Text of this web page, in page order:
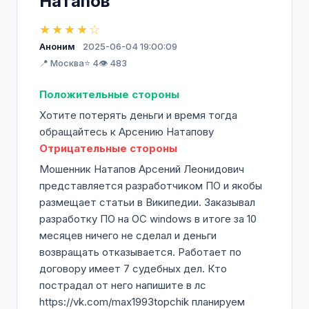
★★★★☆
Аноним
2025-06-04 19:00:09
📍 Москва⭐ 4👁️ 483
Положительные стороны
Хотите потерять деньги и время тогда
обращайтесь к Арсению Натапову
Отрицательные стороны
Мошенник Натапов Арсений Леонидович
представляется разработчиком ПО и якобы
размещает статьи в Википедии. Заказывал
разработку ПО на ОС windows в итоге за 10
месяцев ничего не сделал и деньги
возвращать отказывается. Работает по
договору имеет 7 судебных дел. Кто
пострадал от него напишите в лс
https://vk.com/max1993topchik планируем